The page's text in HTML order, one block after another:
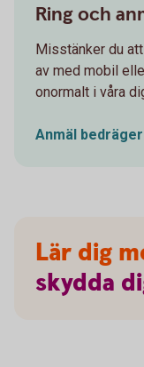
Ring och
Misstänker du
av med mobil
onormalt i våra
Anmäl
Lär dig
skydda